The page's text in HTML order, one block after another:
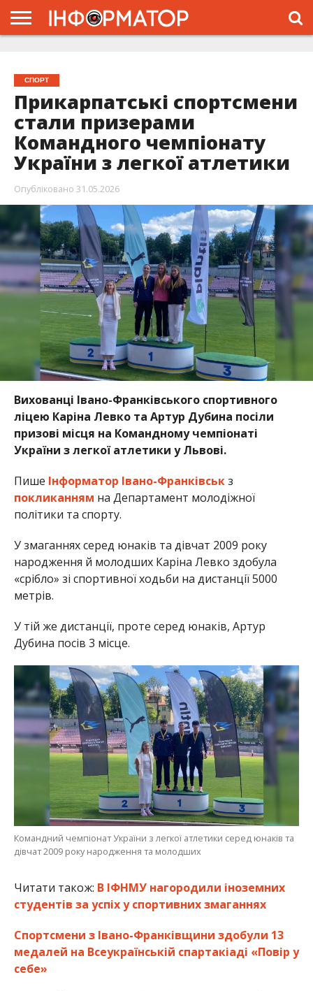
СПОРТ
Прикарпатські спортсмени
стали призерами
Командного чемпіонату
України з легкої атлетики
Опубліковано 31.05.2026
Вихованці Івано-Франківського спортивного
ліцею Каріна Левко та Артур Дубина посіли
призові місця на Командному чемпіонаті
України з легкої атлетики у Львові.
Пише Інформатор Івано-Франківськз
покликанням на Департамент молодіжної
політики та спорту.
У змаганнях серед юнаків та дівчат 2009 року
народження й молодших Каріна Левко здобула
«срібло» зі спортивної ходьби на дистанції 5000
метрів.
У тій же дистанції, проте серед юнаків, Артур
Дубина посів 3 місце.
Командний чемпіонат України з легкої атлетики серед юнаків та
дівчат 2009 року народження та молодших
Читати також: В ІФНМУ нагородили іноземних
студентів за успіх у спортивних змаганнях
Спортсмени з Івано-Франківщини здобули 13
медалей на Всеукраїнській спартакіаді «Повір у
себе»